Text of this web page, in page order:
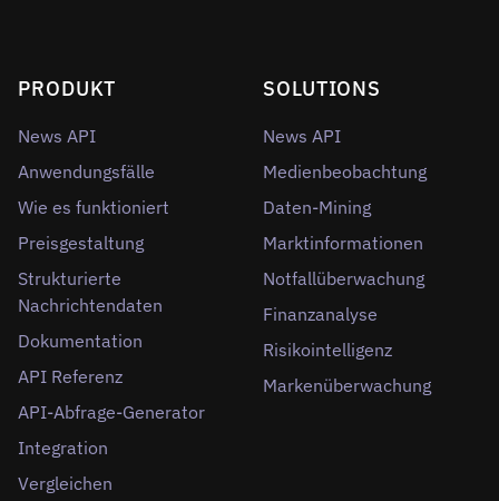
PRODUKT
News API
Anwendungsfälle
Wie es funktioniert
Preisgestaltung
Strukturierte
Nachrichtendaten
Dokumentation
API Referenz
API-Abfrage-Generator
Integration
Vergleichen
SOLUTIONS
News API
Medienbeobachtung
Daten-Mining
Marktinformationen
Notfallüberwachung
Finanzanalyse
Risikointelligenz
Markenüberwachung